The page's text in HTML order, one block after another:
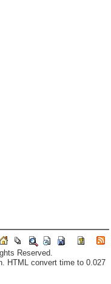
Reserved.
HTML convert time to 0.027